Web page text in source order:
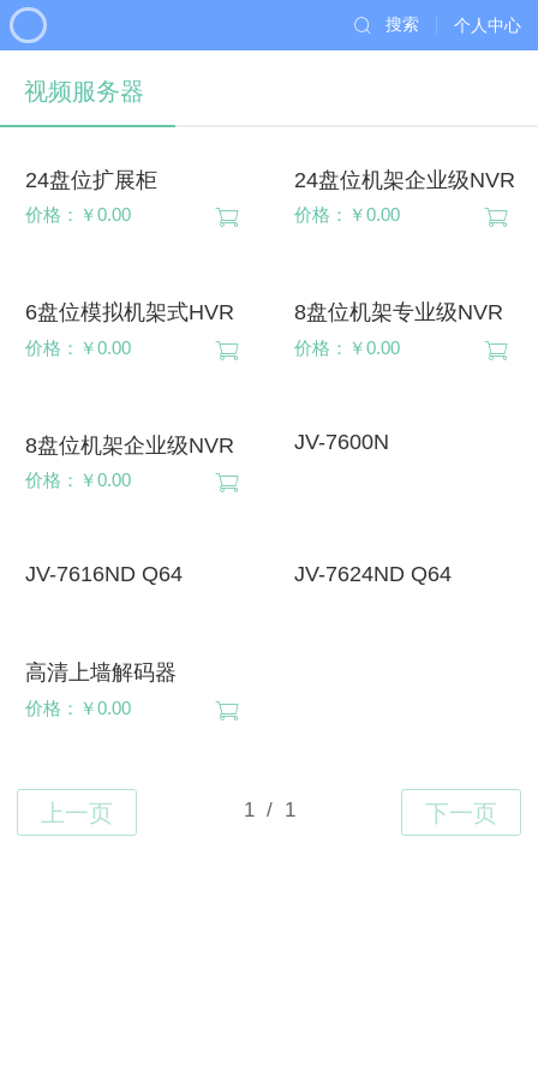
个人中心
搜索
视频服务器
24盘位扩展柜
价格：￥0.00
24盘位机架企业级NVR
价格：￥0.00
6盘位模拟机架式HVR
价格：￥0.00
8盘位机架专业级NVR
价格：￥0.00
8盘位机架企业级NVR
价格：￥0.00
JV-7600N
JV-7616ND Q64 JV-7624ND Q64
高清上墙解码器
价格：￥0.00